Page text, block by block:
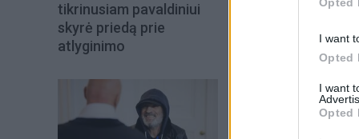
I want
Opted
I want
Opted
tikrinusiam pavaldiniui
skyrė priedą prie
atlyginimo